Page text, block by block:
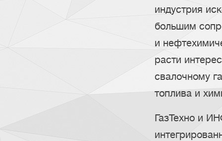
индустрия
большим
и
расти
свалочному
топлива и
ГазТехно и